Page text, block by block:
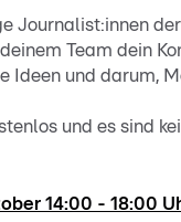
Journalist:innen
Team dein
Ideen und darum,
und es sind
14:00 - 18:00